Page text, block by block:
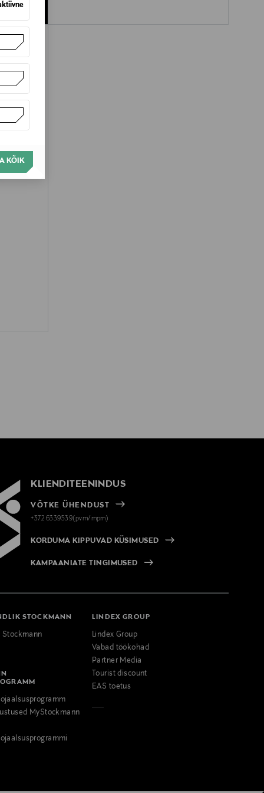
KÕIK
KLIENDITEENINDUS
VÕTKE ÜHENDUST
+372 6339539(pvm/mpm)
KORDUMA KIPPUVAD KÜSIMUSED
KAMPAANIATE TINGIMUSED
STOCKMANN
MyStockmann
LINDEX GROUP
Lindex Group
Vabad töökohad
Partner Media
Tourist discount
EAS toetus